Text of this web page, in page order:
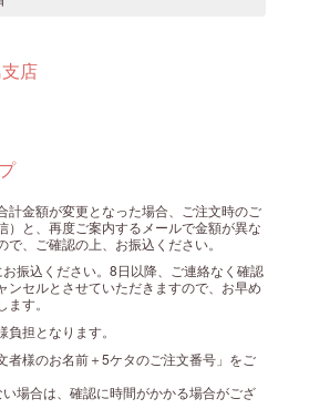
店
計金額が変更となった場合、ご注文時のご
）と、再度ご案内するメールで金額が異な
で、ご確認の上、お振込ください。
振込ください。8日以降、ご連絡なく確認
ンセルとさせていただきますので、お早め
す。
担となります。
者様のお名前＋5ケタのご注文番号」をご
場合は、確認に時間がかかる場合がござ